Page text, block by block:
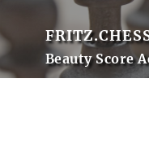
Beauty Score